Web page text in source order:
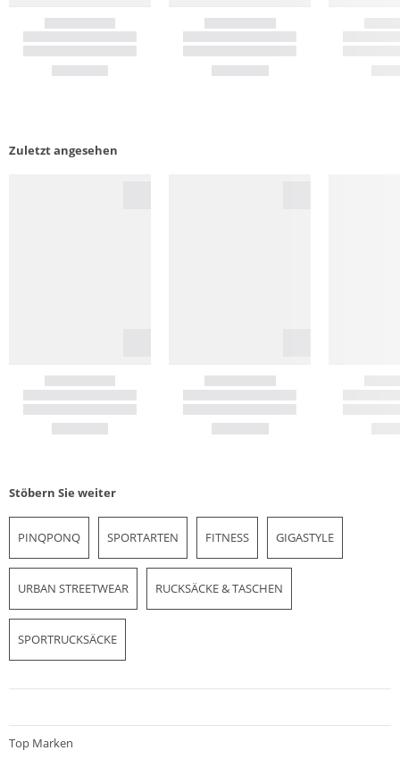
Zuletzt angesehen
Stöbern Sie weiter
PINQPONQ SPORTARTEN FITNESS GIGASTYLE
URBAN STREETWEAR RUCKSÄCKE & TASCHEN
SPORTRUCKSÄCKE
Top Marken